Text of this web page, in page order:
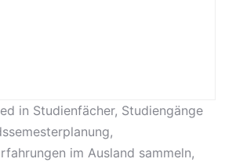
in Studienfächer, Studiengänge
,
im Ausland sammeln,